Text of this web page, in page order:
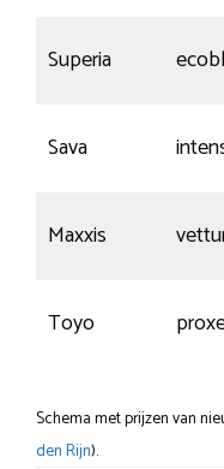
Superia
Sava
Maxxis
Toyo
Schema met prijzen van
den Rijn).